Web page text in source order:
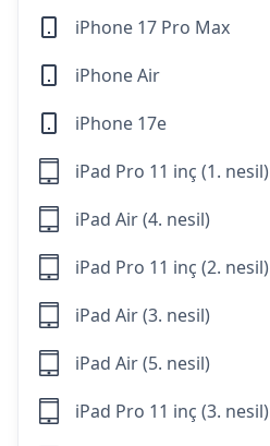
iPhone 17 Pro Max
iPhone Air
iPhone 17e
iPad Pro 11 inç (1. nesil)
iPad Air (4. nesil)
iPad Pro 11 inç (2. nesil)
iPad Air (3. nesil)
iPad Air (5. nesil)
iPad Pro 11 inç (3. nesil)